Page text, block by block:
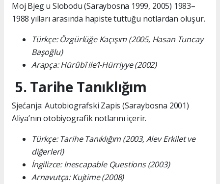
Moj Bjeg u Slobodu (Saraybosna 1999, 2005) 1983–
1988 yılları arasında hapiste tuttuğu notlardan oluşur.
Türkçe: Özgürlüğe Kaçışım (2005, Hasan Tuncay
Başoğlu)
Arapça: Hürûbî ile’l-Hürriyye (2002)
5. Tarihe Tanıklığım
Sjećanja: Autobiografski Zapis (Saraybosna 2001)
Aliya’nın otobiyografik notlarını içerir.
Türkçe: Tarihe Tanıklığım (2003, Alev Erkilet ve
diğerleri)
İngilizce: Inescapable Questions (2003)
Arnavutça: Kujtime (2008)